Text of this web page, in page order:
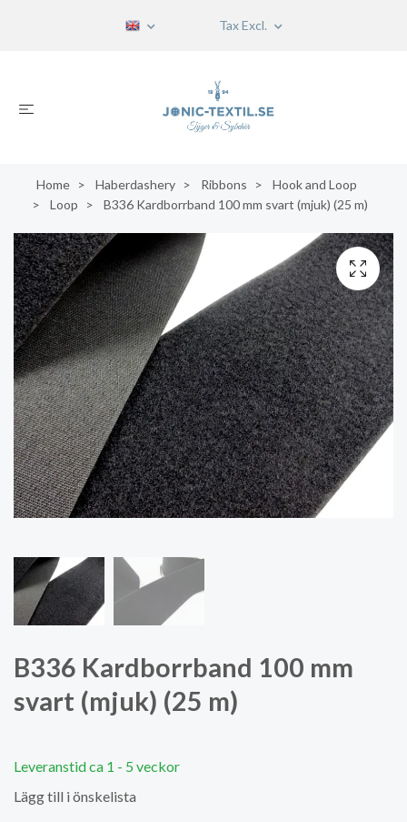
Tax Excl.
Home Haberdashery Ribbons
Hook and Loop
Loop
B336 Kardborrband 100 mm svart (mjuk) (25 m)
B336 Kardborrband 100 mm
svart (mjuk) (25 m)
Leveranstid ca 1 - 5 veckor
Lägg till i önskelista